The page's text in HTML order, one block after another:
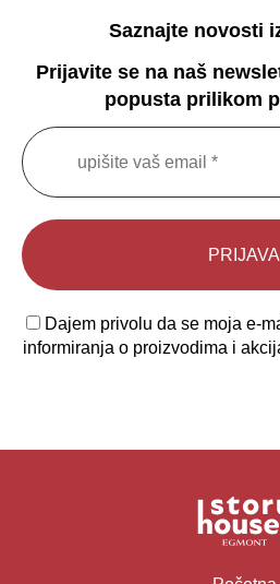
Saznajte novosti
Prijavite se na naš
popusta prilikom
Dajem privolu da se moja e-
informiranja o proizvodima i